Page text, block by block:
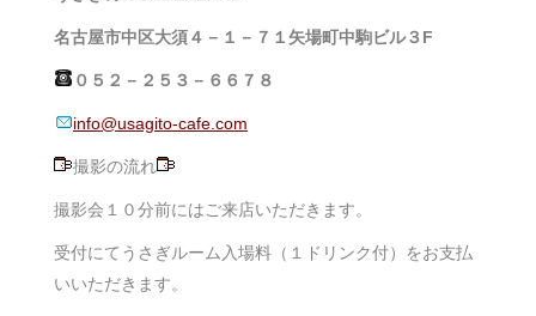
名古屋市中区大須４－１－７１矢場町中駒ビル３F
０５２－２５３－６６７８
info@usagito-cafe.com
撮影の流れ
撮影会１０分前にはご来店いただきます。
受付にてうさぎルーム入場料（１ドリンク付）をお支払
いいただきます。